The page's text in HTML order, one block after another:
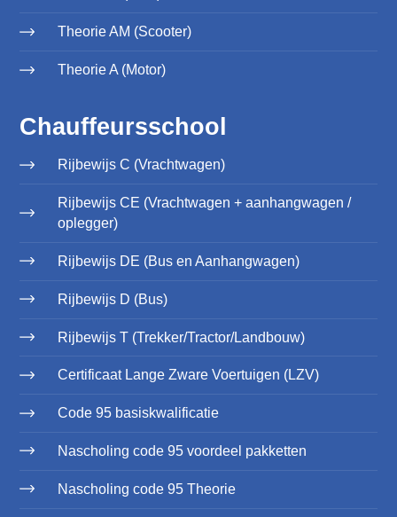
Theorie AM (Scooter)
Theorie A (Motor)
Chauffeursschool
Rijbewijs C (Vrachtwagen)
Rijbewijs CE (Vrachtwagen + aanhangwagen /
oplegger)
Rijbewijs DE (Bus en Aanhangwagen)
Rijbewijs D (Bus)
Rijbewijs T (Trekker/Tractor/Landbouw)
Certificaat Lange Zware Voertuigen (LZV)
Code 95 basiskwalificatie
Nascholing code 95 voordeel pakketten
Nascholing code 95 Theorie